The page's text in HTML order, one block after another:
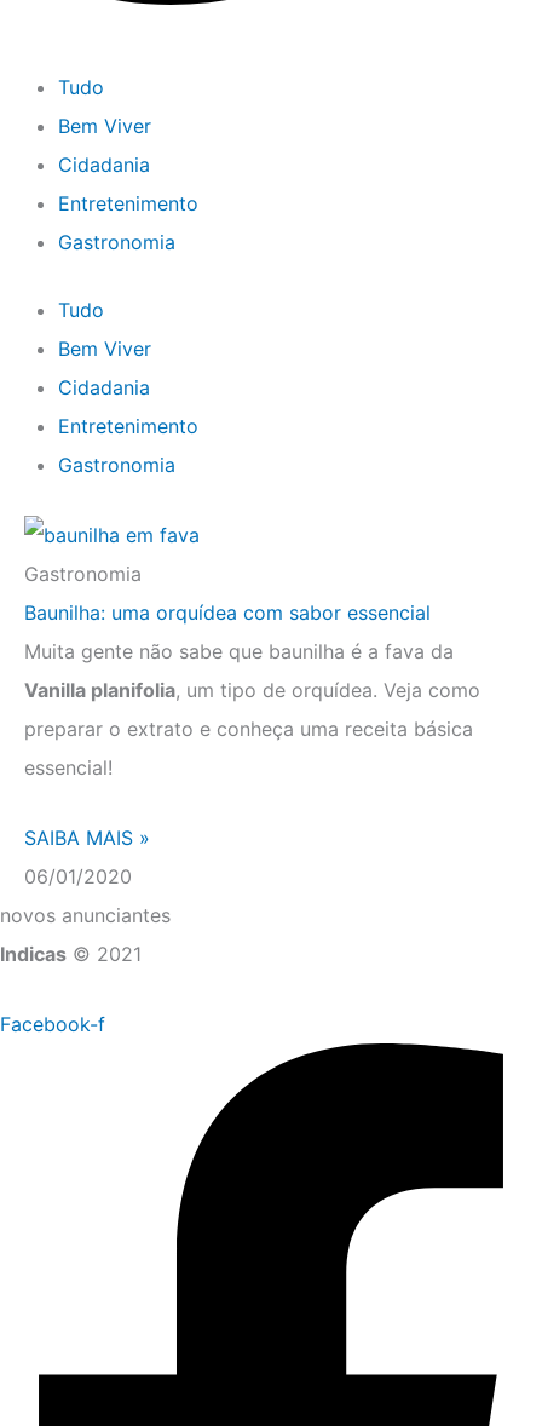
Tudo
Bem Viver
Cidadania
Entretenimento
Gastronomia
Tudo
Bem Viver
Cidadania
Entretenimento
Gastronomia
Gastronomia
Baunilha: uma orquídea com sabor essencial
Muita gente não sabe que baunilha é a fava da
Vanilla planifolia, um tipo de orquídea. Veja como
preparar o extrato e conheça uma receita básica
essencial!
SAIBA MAIS »
06/01/2020
novos anunciantes
Indicas © 2021
Facebook-f